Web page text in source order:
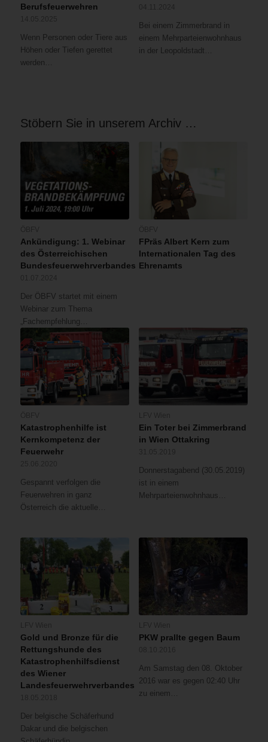
Berufsfeuerwehren
Wenn Personen oder Tiere aus
Höhen oder Tiefen gerettet
werden…
Bei einem Zimmerbrand in
einem Mehrparteienwohnhaus
in der Leopoldstadt…
Stöbern Sie in unserem Archiv …
Ankündigung: 1. Webinar
des Österreichischen
Bundesfeuerwehrverbandes
Der ÖBFV startet mit einem
Webinar zum Thema
„Fachempfehlung…
FPräs Albert Kern zum
Internationalen Tag des
Ehrenamts
Katastrophenhilfe ist
Kernkompetenz der
Feuerwehr
Gespannt verfolgen die
Feuerwehren in ganz
Österreich die aktuelle…
Ein Toter bei Zimmerbrand
in Wien Ottakring
Donnerstagabend (30.05.2019)
ist in einem
Mehrparteienwohnhaus…
Gold und Bronze für die
Rettungshunde des
Katastrophenhilfsdienst
des Wiener
Landesfeuerwehrverbandes
Der belgische Schäferhund
Dakar und die belgischen
PKW prallte gegen Baum
Am Samstag den 08. Oktober
2016 war es gegen 02:40 Uhr
zu einem…